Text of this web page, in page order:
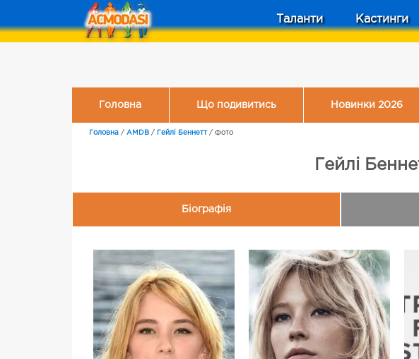
Таланти Кастинги
Головна Що подивитись Новинки 2026
Головна / AMDB / Гейлі Беннетт / Фото
Гейлі
Біографія